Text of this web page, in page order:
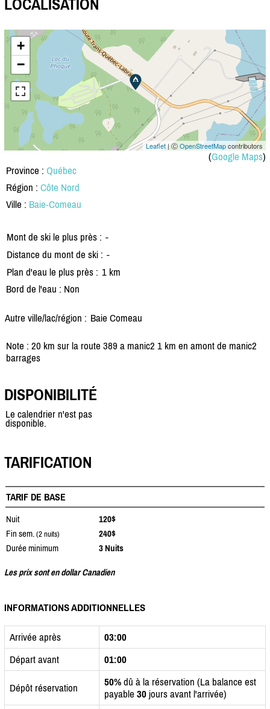
LOCALISATION
+
−
Leaflet | ⒸOpenStreetMapcontributors
(Google Maps)
Province : Québec
Région : Côte Nord
Ville : Baie-Comeau
Mont de ski le plus près : -
Distance du mont de ski : -
Plan d'eau le plus près : 1 km
Bord de l'eau : Non
Autre ville/lac/région : Baie Comeau
Note : 20 km sur la route 389 a manic2 1 km en amont de manic2
barrages
DISPONIBILITÉ
Le calendrier n'est pas
disponible.
TARIFICATION
TARIF DE BASE
Nuit
120$
Fin sem. (2 nuits)
240$
Durée minimum
3 Nuits
Les prix sont en dollar Canadien
INFORMATIONS ADDITIONNELLES
Arrivée après
03:00
Départ avant
01:00
Dépôt réservation 50% dû à la réservation (La balance est
payable 30 jours avant l'arrivée)